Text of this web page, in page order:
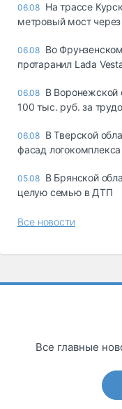
06.08 На трассе
метровый мост
06.08 Во
протаранил Lada
06.08 В Воронежской
100 тыс. руб. за
06.08 В Тверской
фасад
05.08 В Брянской
целую семью в ДТП
Все новости
Все главные